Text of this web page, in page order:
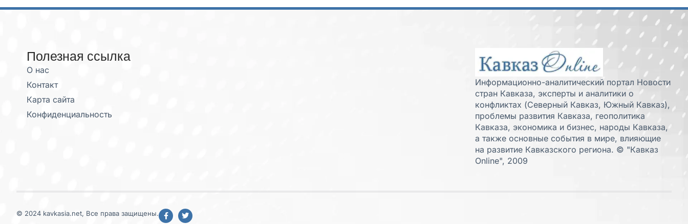
Полезная ссылка
О нас
Контакт
Карта сайта
Конфиденциальность
Информационно-аналитический портал Новости
стран Кавказа, эксперты и аналитики о
конфликтах (Северный Кавказ, Южный Кавказ),
проблемы развития Кавказа, геополитика
Кавказа, экономика и бизнес, народы Кавказа,
а также основные события в мире, влияющие
на развитие Кавказского региона. © "Кавказ
Online", 2009
© 2024 kavkasia.net, Все права защищены.